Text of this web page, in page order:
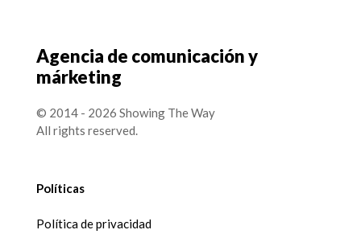
Agencia de comunicación y
márketing
© 2014 - 2026 Showing The Way
All rights reserved.
Políticas
Política de privacidad